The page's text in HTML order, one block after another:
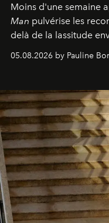
Moins d'une semaine
Man pulvérise les
delà de la lassitude
personnages
05.08.2026 by Pauline